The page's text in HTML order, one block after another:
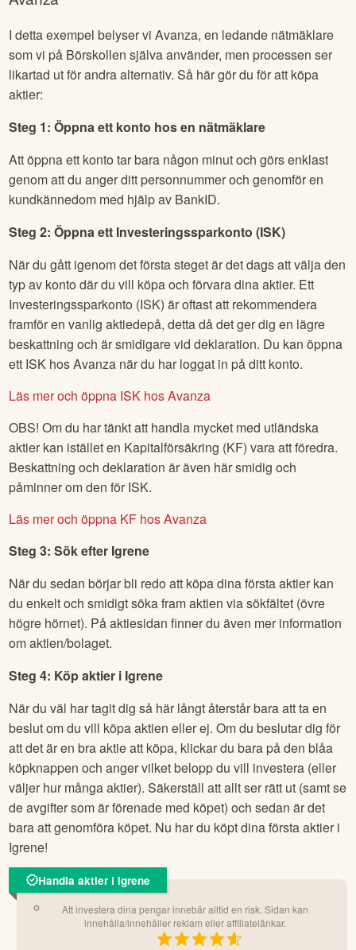
I detta exempel belyser vi Avanza, en ledande nätmäklare
som vi på Börskollen själva använder, men processen ser
likartad ut för andra alternativ. Så här gör du för att köpa
aktier:
Steg 1: Öppna ett konto hos en nätmäklare
Att öppna ett konto tar bara någon minut och görs enklast
genom att du anger ditt personnummer och genomför en
kundkännedom med hjälp av BankID.
Steg 2: Öppna ett Investeringssparkonto (ISK)
När du gått igenom det första steget är det dags att välja den
typ av konto där du vill köpa och förvara dina aktier. Ett
Investeringssparkonto (ISK) är oftast att rekommendera
framför en vanlig aktiedepå, detta då det ger dig en lägre
beskattning och är smidigare vid deklaration. Du kan öppna
ett ISK hos Avanza när du har loggat in på ditt konto.
Läs mer och öppna ISK hos Avanza
OBS! Om du har tänkt att handla mycket med utländska
aktier kan istället en Kapitalförsäkring (KF) vara att föredra.
Beskattning och deklaration är även här smidig och
påminner om den för ISK.
Läs mer och öppna KF hos Avanza
Steg 3: Sök efter Igrene
När du sedan börjar bli redo att köpa dina första aktier kan
du enkelt och smidigt söka fram aktien via sökfältet (övre
högre hörnet). På aktiesidan finner du även mer information
om aktien/bolaget.
Steg 4: Köp aktier i Igrene
När du väl har tagit dig så här långt återstår bara att ta en
beslut om du vill köpa aktien eller ej. Om du beslutar dig för
att det är en bra aktie att köpa, klickar du bara på den blåa
köpknappen och anger vilket belopp du vill investera (eller
väljer hur många aktier). Säkerställ att allt ser rätt ut (samt se
de avgifter som är förenade med köpet) och sedan är det
bara att genomföra köpet. Nu har du köpt dina första aktier i
Igrene!
Handla aktier i Igrene
Att investera dina pengar innebär alltid en risk. Sidan kan
innehålla/innehåller reklam eller affiliatelänkar.